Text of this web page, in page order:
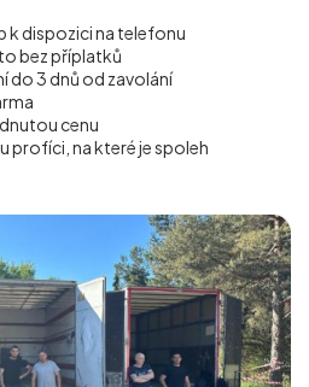
k dispozici na telefonu
bez příplatků
do 3 dnů od zavolání
cenu
profíci, na které je spoleh